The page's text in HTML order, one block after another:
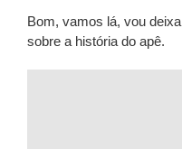
Bom, vamos lá, vou
sobre a história do apê.